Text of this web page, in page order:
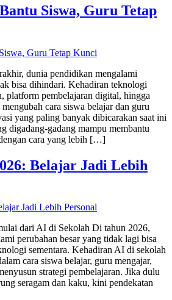
Siswa, Guru Tetap
dunia pendidikan mengalami
bisa dihindari. Kehadiran teknologi
platform pembelajaran digital, hingga
cara siswa belajar dan guru
yang paling banyak dibicarakan saat ini
digadang-gadang mampu membantu
cara yang lebih […]
Belajar Jadi Lebih
dari AI di Sekolah Di tahun 2026,
perubahan besar yang tidak lagi bisa
sementara. Kehadiran AI di sekolah
cara siswa belajar, guru mengajar,
strategi pembelajaran. Jika dulu
seragam dan kaku, kini pendekatan